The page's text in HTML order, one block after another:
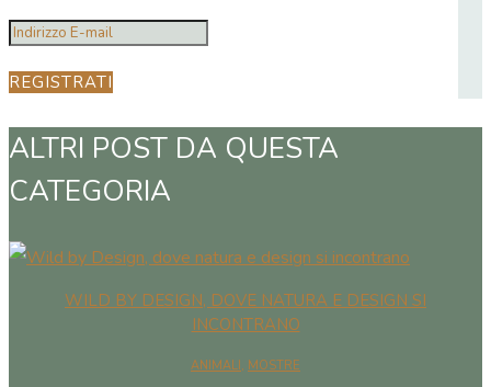
REGISTRATI
ALTRI POST DA QUESTA
CATEGORIA
WILD BY DESIGN, DOVE NATURA E DESIGN SI
INCONTRANO
ANIMALI, MOSTRE